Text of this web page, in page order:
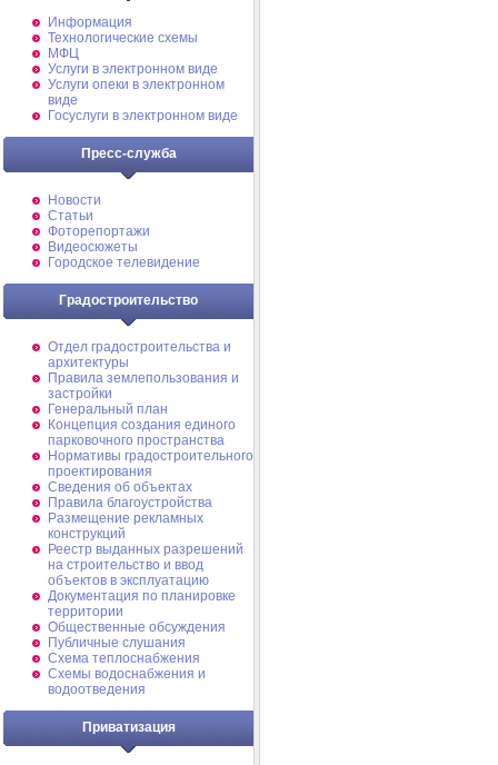
Информация
Технологические схемы
МФЦ
Услуги в электронном виде
Услуги опеки в электронном
виде
Госуслуги в электронном виде
Пресс-служба
Новости
Статьи
Фоторепортажи
Видеосюжеты
Городское телевидение
Градостроительство
Отдел градостроительства и
архитектуры
Правила землепользования и
застройки
Генеральный план
Концепция создания единого
парковочного пространства
Нормативы градостроительного
проектирования
Сведения об объектах
Правила благоустройства
Размещение рекламных
конструкций
Реестр выданных разрешений
на строительство и ввод
объектов в эксплуатацию
Документация по планировке
территории
Общественные обсуждения
Публичные слушания
Схема теплоснабжения
Схемы водоснабжения и
водоотведения
Приватизация